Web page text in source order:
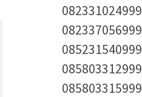
082331024999
082337056999
085231540999
085803312999
085803315999